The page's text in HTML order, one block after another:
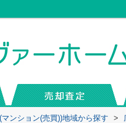
(マンション(売買))地域から探す >